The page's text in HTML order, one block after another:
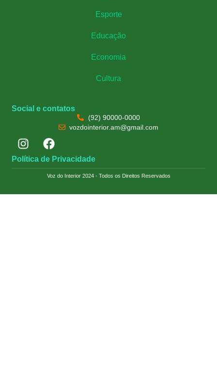
Esporte
Educação
Economia
Cultura
Social e contatos
(92) 90000-0000
vozdointerior.am@gmail.com
Política de Privacidade
Voz do Interior 2024 - Todos os Direitos Reservados